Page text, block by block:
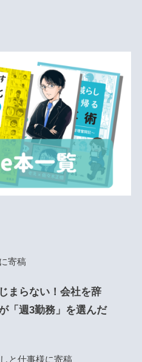
寄稿
まらない！会社を辞
「週3勤務」を選んだ
と仕事様に寄稿